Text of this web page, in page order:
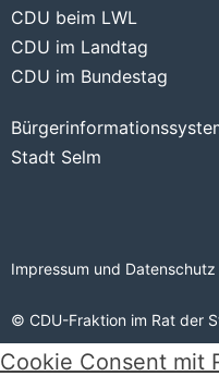
CDU beim LWL
CDU im Landtag
CDU im Bundestag
Stadt Selm
Impressum und Datenschutz
© CDU-Fraktion im Rat der
Cookie Consent mit